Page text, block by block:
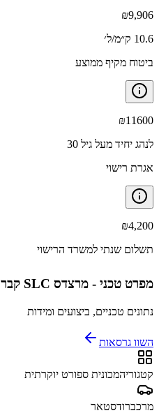
₪9,906
10.6 ק״מ/ל׳
ביטוח מקיף ממוצע
₪11600
לנהג יחיד מעל גיל 30
אגרת רישוי
₪4,200
תשלום שנתי למשרד הרישוי
מפרט טכני - מרצדס SLC קבריו AMG
נתונים טכניים, ביצועים ומידות
השוו גרסאות
קטגוריהמכונית ספורט יוקרתית
מרכברודסטאר